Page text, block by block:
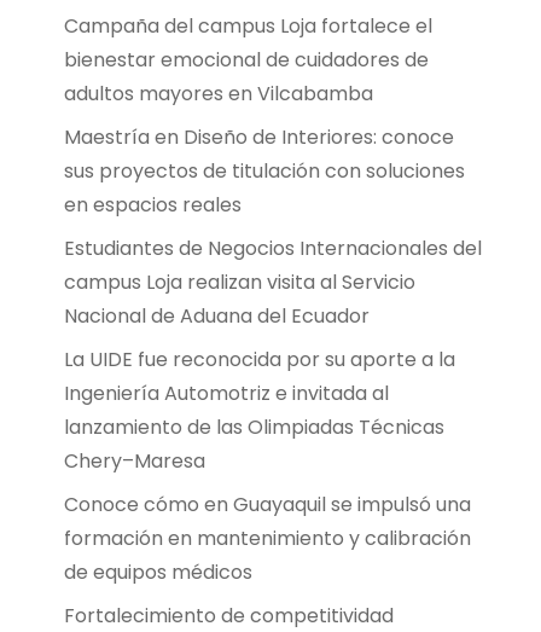
Campaña del campus Loja fortalece el
bienestar emocional de cuidadores de
adultos mayores en Vilcabamba
Maestría en Diseño de Interiores: conoce
sus proyectos de titulación con soluciones
en espacios reales
Estudiantes de Negocios Internacionales del
campus Loja realizan visita al Servicio
Nacional de Aduana del Ecuador
La UIDE fue reconocida por su aporte a la
Ingeniería Automotriz e invitada al
lanzamiento de las Olimpiadas Técnicas
Chery–Maresa
Conoce cómo en Guayaquil se impulsó una
formación en mantenimiento y calibración
de equipos médicos
Fortalecimiento de competitividad